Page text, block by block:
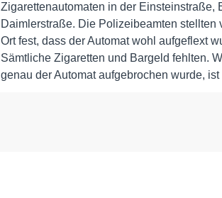
Zigarettenautomaten in der Einsteinstraße,
Daimlerstraße. Die Polizeibeamten stellten
Ort fest, dass der Automat wohl aufgeflext
Sämtliche Zigaretten und Bargeld fehlten.
genau der Automat aufgebrochen wurde, ist